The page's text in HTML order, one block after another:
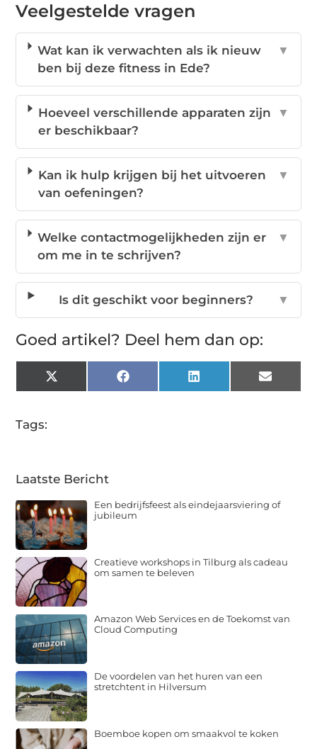
Veelgestelde vragen
Wat kan ik verwachten als ik nieuw
ben bij deze fitness in Ede?
▼
Hoeveel verschillende apparaten zijn
er beschikbaar?
▼
Kan ik hulp krijgen bij het uitvoeren
van oefeningen?
▼
Welke contactmogelijkheden zijn er
om me in te schrijven?
▼
Is dit geschikt voor beginners? ▼
Goed artikel? Deel hem dan op:
X
(Twitter)
Facebook LinkedIn Email
Tags:
Laatste Bericht
Een bedrijfsfeest als eindejaarsviering of
jubileum
Creatieve workshops in Tilburg als cadeau
om samen te beleven
Amazon Web Services en de Toekomst van
Cloud Computing
De voordelen van het huren van een
stretchtent in Hilversum
Boemboe kopen om smaakvol te koken